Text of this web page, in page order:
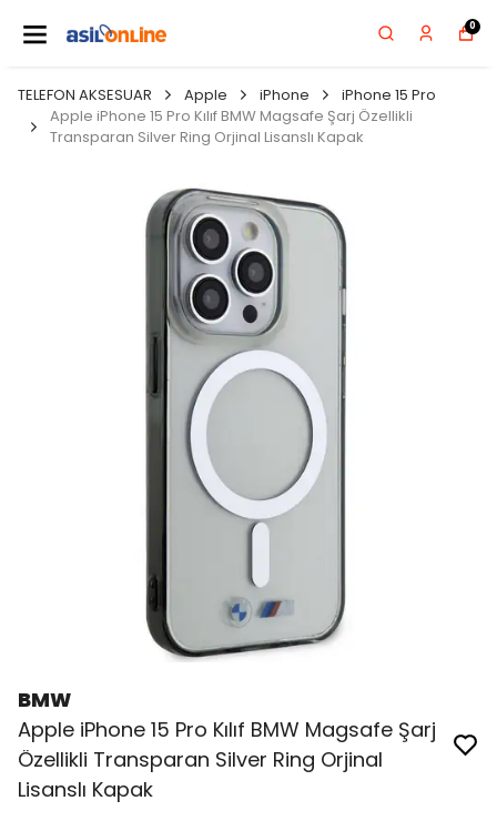
0
TELEFON AKSESUAR Apple iPhone
iPhone 15 Pro
Apple iPhone 15 Pro Kılıf BMW Magsafe Şarj Özellikli
Transparan Silver Ring Orjinal Lisanslı Kapak
BMW
Apple iPhone 15 Pro Kılıf BMW Magsafe Şarj
Özellikli Transparan Silver Ring Orjinal
Lisanslı Kapak